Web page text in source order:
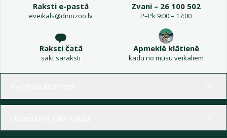
Raksti e-pastā
eveikals@dinozoo.lv
Zvani – 26 100 502
P–Pk 9:00 – 17:00
Raksti čatā
sākt saraksti
Apmeklē klātienē
kādu no mūsu veikaliem